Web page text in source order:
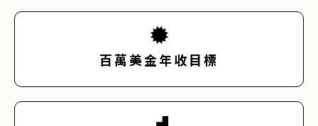
百萬美金年收目標